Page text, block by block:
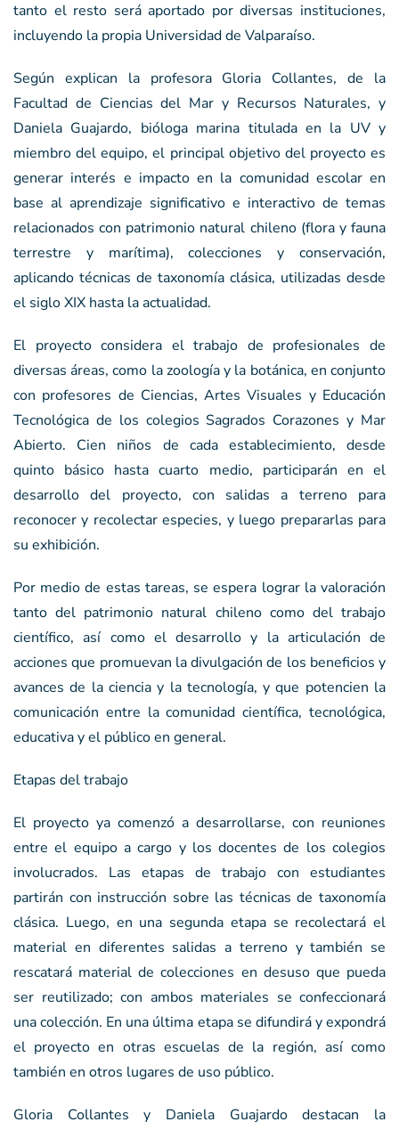
tanto el resto será aportado por diversas instituciones,
incluyendo la propia Universidad de Valparaíso.
Según explican la profesora Gloria Collantes, de la
Facultad de Ciencias del Mar y Recursos Naturales, y
Daniela Guajardo, bióloga marina titulada en la UV y
miembro del equipo, el principal objetivo del proyecto es
generar interés e impacto en la comunidad escolar en
base al aprendizaje significativo e interactivo de temas
relacionados con patrimonio natural chileno (flora y fauna
terrestre y marítima), colecciones y conservación,
aplicando técnicas de taxonomía clásica, utilizadas desde
el siglo XIX hasta la actualidad.
El proyecto considera el trabajo de profesionales de
diversas áreas, como la zoología y la botánica, en conjunto
con profesores de Ciencias, Artes Visuales y Educación
Tecnológica de los colegios Sagrados Corazones y Mar
Abierto. Cien niños de cada establecimiento, desde
quinto básico hasta cuarto medio, participarán en el
desarrollo del proyecto, con salidas a terreno para
reconocer y recolectar especies, y luego prepararlas para
su exhibición.
Por medio de estas tareas, se espera lograr la valoración
tanto del patrimonio natural chileno como del trabajo
científico, así como el desarrollo y la articulación de
acciones que promuevan la divulgación de los beneficios y
avances de la ciencia y la tecnología, y que potencien la
comunicación entre la comunidad científica, tecnológica,
educativa y el público en general.
Etapas del trabajo
El proyecto ya comenzó a desarrollarse, con reuniones
entre el equipo a cargo y los docentes de los colegios
involucrados. Las etapas de trabajo con estudiantes
partirán con instrucción sobre las técnicas de taxonomía
clásica. Luego, en una segunda etapa se recolectará el
material en diferentes salidas a terreno y también se
rescatará material de colecciones en desuso que pueda
ser reutilizado; con ambos materiales se confeccionará
una colección. En una última etapa se difundirá y expondrá
el proyecto en otras escuelas de la región, así como
también en otros lugares de uso público.
Gloria Collantes y Daniela Guajardo destacan la